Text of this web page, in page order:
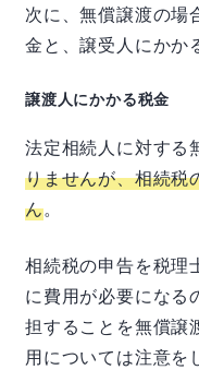
次に、無償譲渡の場
金と、譲受人にかか
譲渡人にかかる税金
法定相続人に対する
りませんが、相続税
ん。
相続税の申告を税理
に費用が必要になる
担することを無償譲
用については注意を